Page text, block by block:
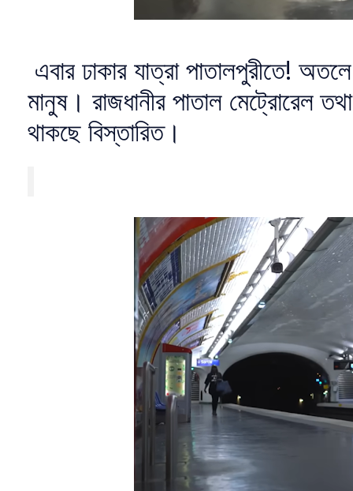
এবার ঢাকার যাত্রা পাতালপুরীতে!
মানুষ। রাজধানীর পাতাল মেট্রোরেল
থাকছে বিস্তারিত।